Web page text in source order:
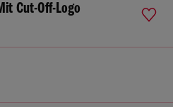
Cut-Off-Logo